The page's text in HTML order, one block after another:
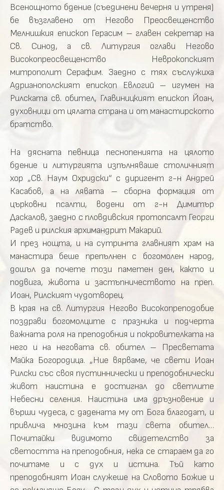
Всенощното бдение (съединени вечерня и утреня)
бе възглавено от Негово Преосвещенство
Мелнишкия епископ Герасим – главен секретар на
Св. Синод, а св. Литургия оглави Негово
Високопреосвещенство Неврокопският
митрополит Серафим. Заедно с тях съслужиха
Адрианополският епископ Евлогий – игумен на
Рилската св. обител, Главиницкият епископ Йоан,
духовници от цялата страна и от манастирското
братство.
На дясната певница песнопенията на цялото
бдение и литургията изпълняваше столичният
хор „Св. Наум Охридски“ с диригент г-н Андрей
Касабов, а на лявата – сборна формация от
църковни псалти, водени от г-н Димитър
Даскалов, заедно с пловдивския протопсалт Георги
Радев и рилския архимандрит Макарий.
И през нощта, и на сутринта главният храм на
манастира беше препълнен с богомолен народ,
дошъл да почете този паметен ден, както и
подвига, живота и застъпничеството на преп.
Иоан, Рилският чудотворец.
В края на св. Литургия Негово Високопреподобие
поздрави богомолците с празника и подчерта
важната роля на преподобния и покровителката на
него и на неговата св. обител – Пресветата
Майка Богородица. „Ние вярваме, че свети Иоан
Рилски със своя пустиннически и преподобнически
живот наистина е достигнал до светлите
Небесни селения. Наистина има дръзновение и
върши чудеса, с дадената му от Бога благодат, и
привлича мнозина към тази света обител…
Почитайки видимото свидетелство за
светостта на преподобния, нека се стараем да го
почитаме и с дух и истина. Тъй като
преподобният Иоан служеше на Словото Божие и